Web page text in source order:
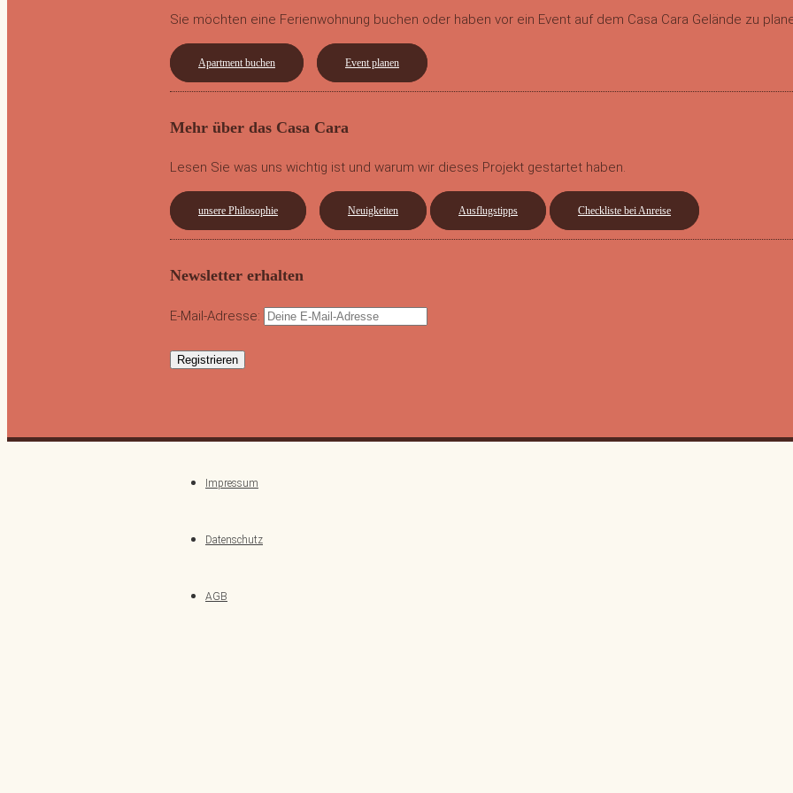
Sie möchten eine Ferienwohnung buchen oder haben vor ein Event auf dem Casa Cara Gelände zu
Apartment buchen Event planen
Mehr über das Casa Cara
Lesen Sie was uns wichtig ist und warum wir dieses Projekt gestartet haben.
unsere Philosophie Neuigkeiten Ausflugstipps Checkliste bei Anreise
Newsletter erhalten
E-Mail-Adresse:
Impressum
Datenschutz
AGB